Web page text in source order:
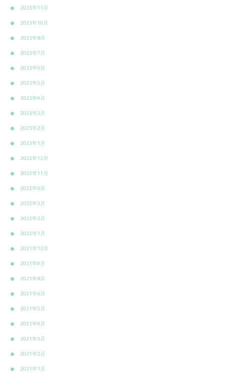
2023年11月
2023年10月
2023年8月
2023年7月
2023年6月
2023年5月
2023年4月
2023年3月
2023年2月
2023年1月
2022年12月
2022年11月
2022年6月
2022年3月
2022年2月
2022年1月
2021年12月
2021年9月
2021年8月
2021年6月
2021年5月
2021年4月
2021年3月
2021年2月
2021年1月